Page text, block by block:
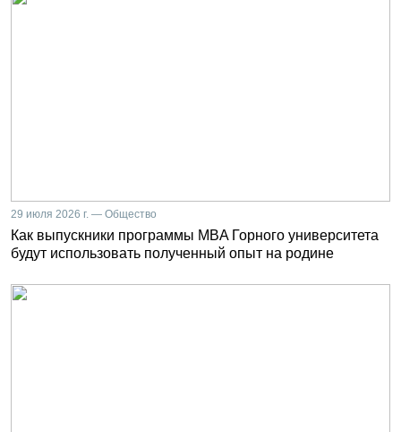
29 июля 2026 г. — Общество
Как выпускники программы MBA Горного университета
будут использовать полученный опыт на родине